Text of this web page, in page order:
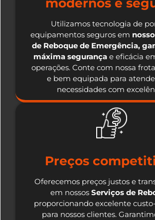
modernos e
Utilizamos tecnologia de
equipamentos seguros em
de Reboque de Emergência,
máxima segurançae eficácia
operações. Conte com nossa
e bem equipada para
necessidades com
Preços
Oferecemos preços justos e
em nossos Serviços de
proporcionando excelente
para nossos clientes.